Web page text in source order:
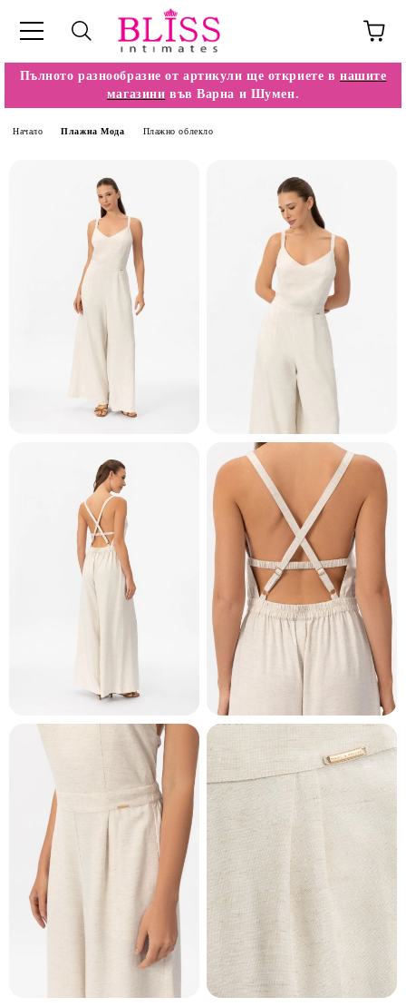
Пълното разнообразие от артикули ще откриете в нашите
магазини във Варна и Шумен.
Начало Плажна Мода Плажно облекло